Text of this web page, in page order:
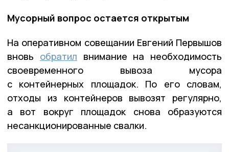
Мусорный вопрос остается открытым
На оперативном совещании Евгений Первышов
вновь обратил внимание на необходимость
своевременного вывоза мусора
с контейнерных площадок. По его словам,
отходы из контейнеров вывозят регулярно,
а вот вокруг площадок снова образуются
несанкционированные свалки.